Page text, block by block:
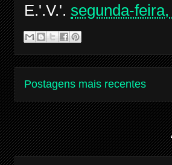
E.'.V.'. segunda-
Postagens mais recentes